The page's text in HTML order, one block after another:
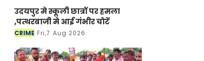
उदयपुर मे स्कूली छात्रों पर हमला
,पत्थरबाजी मे आई गंभीर चोटें
CRIME Fri,7 Aug 2026